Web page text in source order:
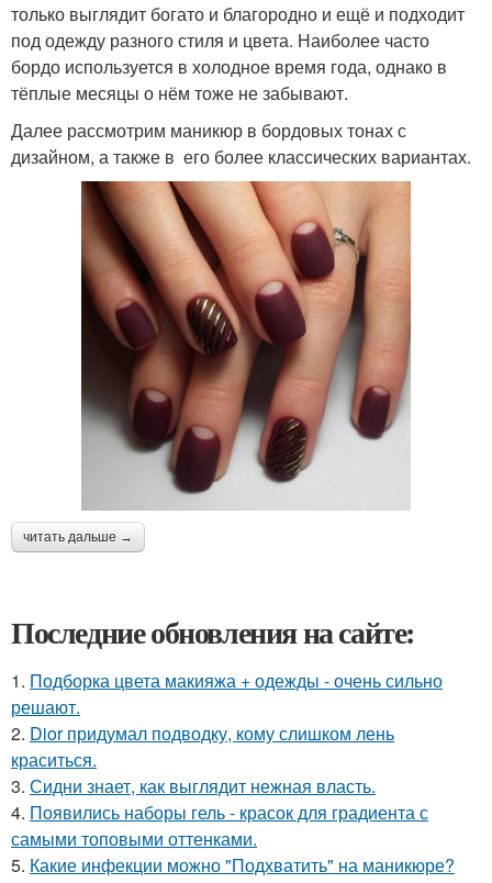
только выглядит богато и благородно и ещё и подходит
под одежду разного стиля и цвета. Наиболее часто
бордо используется в холодное время года, однако в
тёплые месяцы о нём тоже не забывают.
Далее рассмотрим маникюр в бордовых тонах с
дизайном, а также в его более классических вариантах.
читать дальше →
Последние обновления на сайте:
1. Подборка цвета макияжа + одежды - очень сильно
решают.
2. Dior придумал подводку, кому слишком лень
краситься.
3. Сидни знает, как выглядит нежная власть.
4. Появились наборы гель - красок для градиента с
самыми топовыми оттенками.
5. Какие инфекции можно "Подхватить" на маникюре?